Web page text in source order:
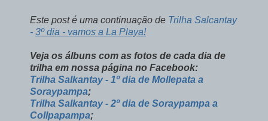
Este post é uma continuação de Trilha Salcantay
- 3º dia - vamos a La Playa!
Veja os álbuns com as fotos de cada dia de
trilha em nossa página no Facebook:
Trilha Salkantay - 1º dia de Mollepata a
Soraypampa;
Trilha Salkantay - 2º dia de Soraypampa a
Collpapampa;